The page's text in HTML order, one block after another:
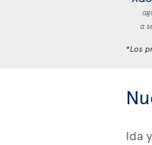
a
*Los
Ida